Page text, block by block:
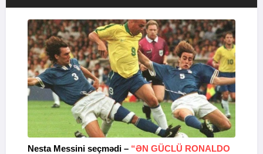
Nesta Messini seçmədi – “ƏN GÜCLÜ RONALDO